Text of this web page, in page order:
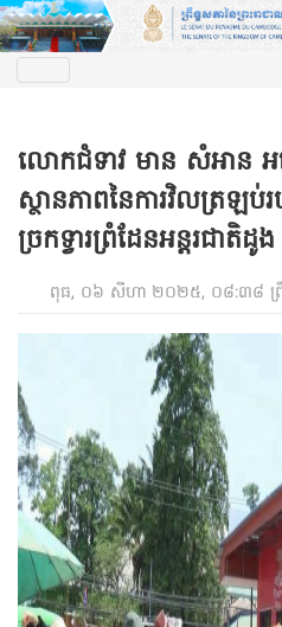
លោកជំទាវ មាន សំអាន អ
ស្ថានភាពនៃការវិលត្រឡប់
ច្រកទ្វារព្រំដែនអន្តរជាតិដូ
ពុធ, ០៦ សីហា ២០២៥, ០៨:៣៨ ព្